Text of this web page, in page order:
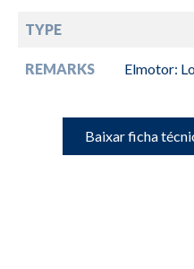
TYPE
REMARKS Elmotor:
Baixar ficha